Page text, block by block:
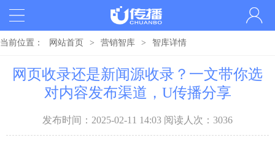
当前位置： 网站首页 > 营销智库 > 智库详情
网页收录还是新闻源收录？一文带你选
对内容发布渠道，U传播分享
发布时间：2025-02-11 14:03 阅读人次：3036